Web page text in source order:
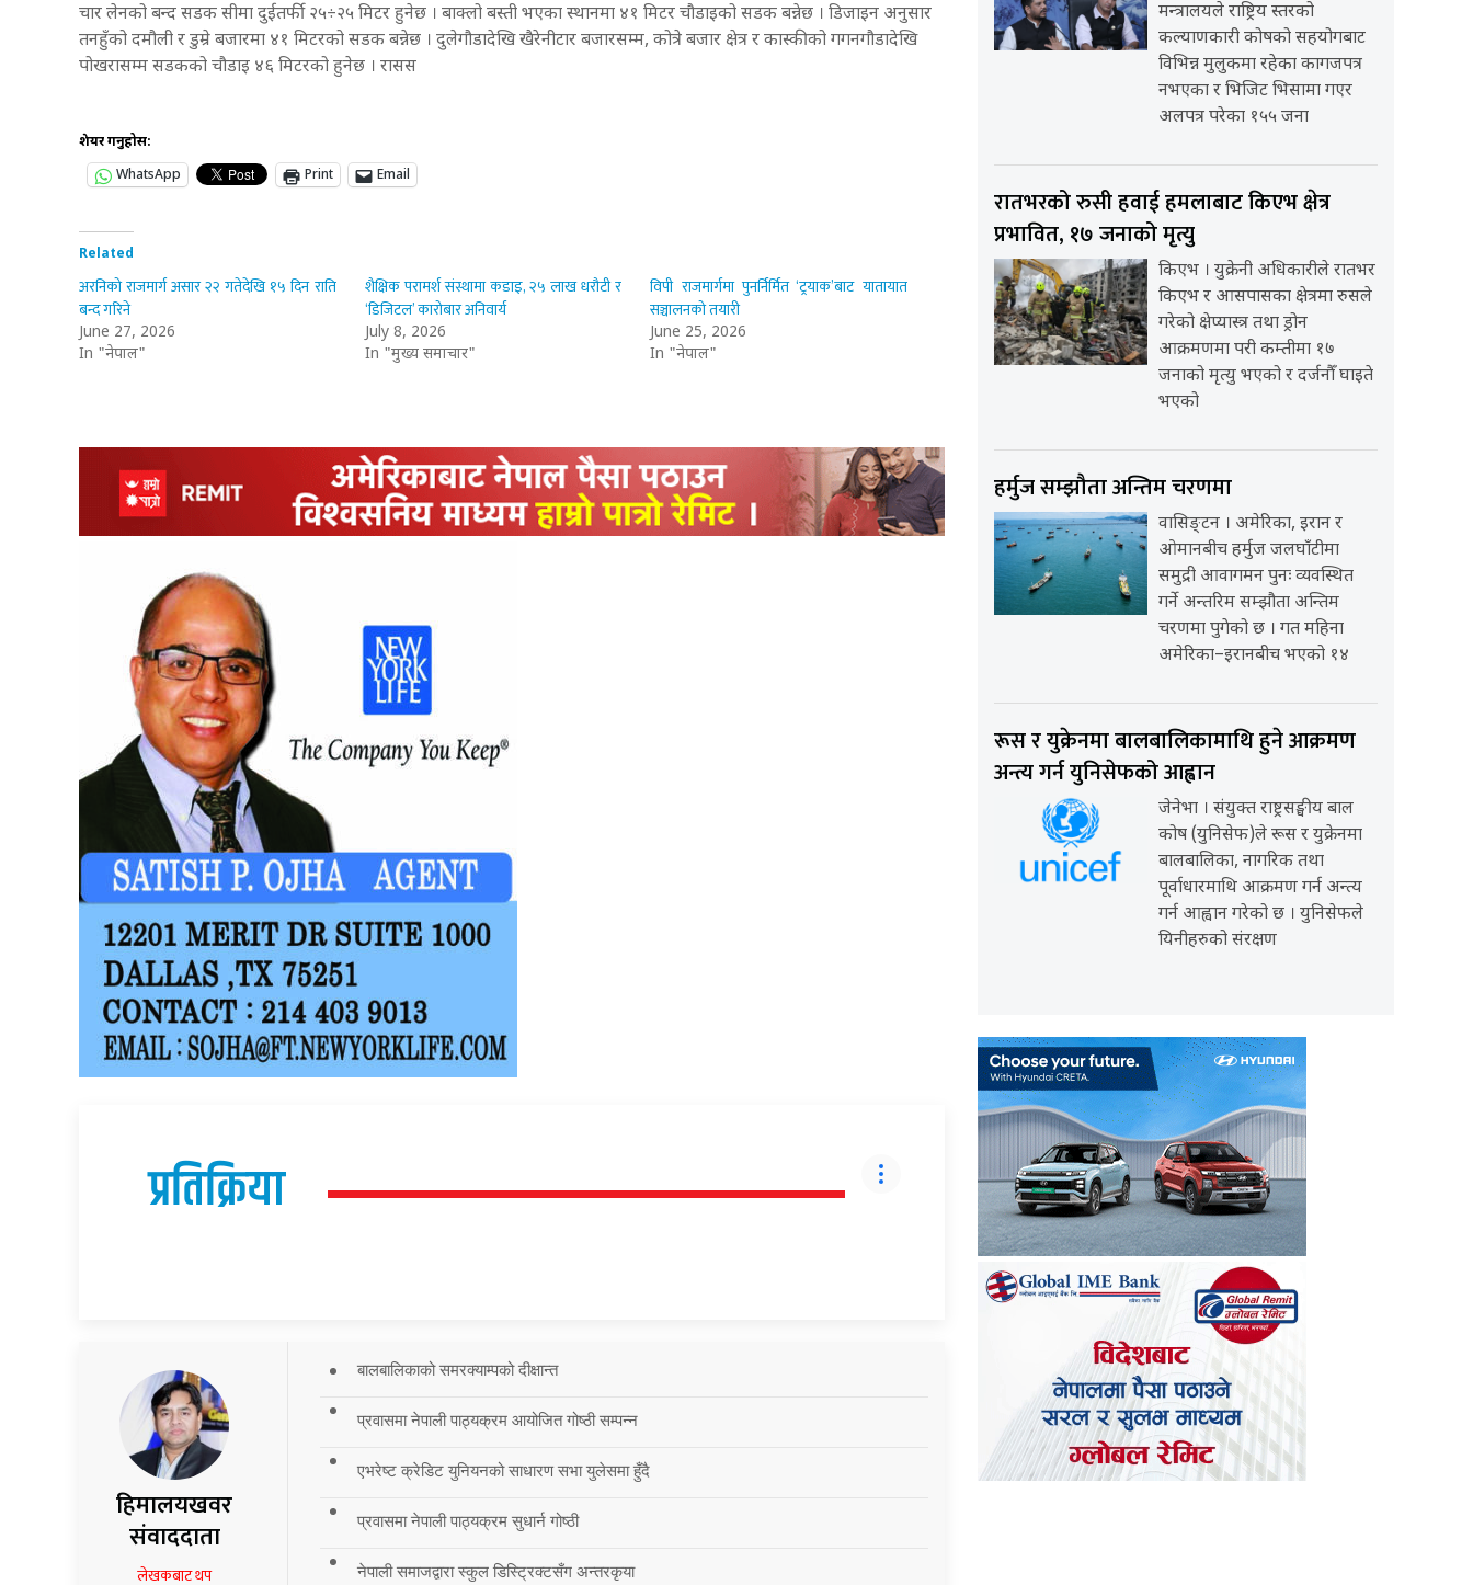
चार लेनको बन्द सडक सीमा दुईतर्फी २५÷२५ मिटर हुनेछ । बाक्लो बस्ती भएका स्थानमा ४१ मिटर चौडाइको सडक बन्नेछ । डिजाइन अनुसार
तनहुँको दमौली र डुम्रे बजारमा ४१ मिटरको सडक बन्नेछ । दुलेगौडादेखि खैरेनीटार बजारसम्म, कोत्रे बजार क्षेत्र र कास्कीको गगनगौडादेखि
पोखरासम्म सडकको चौडाइ ४६ मिटरको हुनेछ । रासस
शेयर गर्नुहोस:
WhatsApp
Print Email
Related
अरनिको राजमार्ग असार २२ गतेदेखि १५ दिन राति
बन्द गरिने
June 27, 2026
In "नेपाल"
शैक्षिक परामर्श संस्थामा कडाइ, २५ लाख धरौटी र
‘डिजिटल’ कारोबार अनिवार्य
July 8, 2026
In "मुख्य समाचार"
विपी राजमार्गमा पुनर्निर्मित ‘ट्रयाक’बाट यातायात
सञ्चालनको तयारी
June 25, 2026
In "नेपाल"
प्रतिक्रिया
हिमालयखवर
संवाददाता
लेखकबाट थप
बालबालिकाको समरक्याम्पको दीक्षान्त
प्रवासमा नेपाली पाठ्यक्रम आयोजित गोष्ठी सम्पन्न
एभरेष्ट क्रेडिट युनियनको साधारण सभा युलेसमा हुँदै
प्रवासमा नेपाली पाठ्यक्रम सुधार्न गोष्ठी
नेपाली समाजद्वारा स्कुल डिस्ट्रिक्टसँग अन्तरकृया
मन्त्रालयले राष्ट्रिय स्तरको
कल्याणकारी कोषको सहयोगबाट
विभिन्न मुलुकमा रहेका कागजपत्र
नभएका र भिजिट भिसामा गएर
अलपत्र परेका १५५ जना
रातभरको रुसी हवाई हमलाबाट किएभ क्षेत्र
प्रभावित, १७ जनाको मृत्यु
किएभ । युक्रेनी अधिकारीले रातभर
किएभ र आसपासका क्षेत्रमा रुसले
गरेको क्षेप्यास्त्र तथा ड्रोन
आक्रमणमा परी कम्तीमा १७
जनाको मृत्यु भएको र दर्जनौँ घाइते
भएको
हर्मुज सम्झौता अन्तिम चरणमा
वासिङ्टन । अमेरिका, इरान र
ओमानबीच हर्मुज जलघाँटीमा
समुद्री आवागमन पुनः व्यवस्थित
गर्ने अन्तरिम सम्झौता अन्तिम
चरणमा पुगेको छ । गत महिना
अमेरिका–इरानबीच भएको १४
रूस र युक्रेनमा बालबालिकामाथि हुने आक्रमण
अन्त्य गर्न युनिसेफको आह्वान
जेनेभा । संयुक्त राष्ट्रसङ्घीय बाल
कोष (युनिसेफ)ले रूस र युक्रेनमा
बालबालिका, नागरिक तथा
पूर्वाधारमाथि आक्रमण गर्न अन्त्य
गर्न आह्वान गरेको छ । युनिसेफले
यिनीहरुको संरक्षण